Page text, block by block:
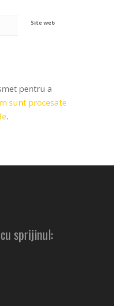
Site web
pentru a
sunt procesate
.
sprijinul: